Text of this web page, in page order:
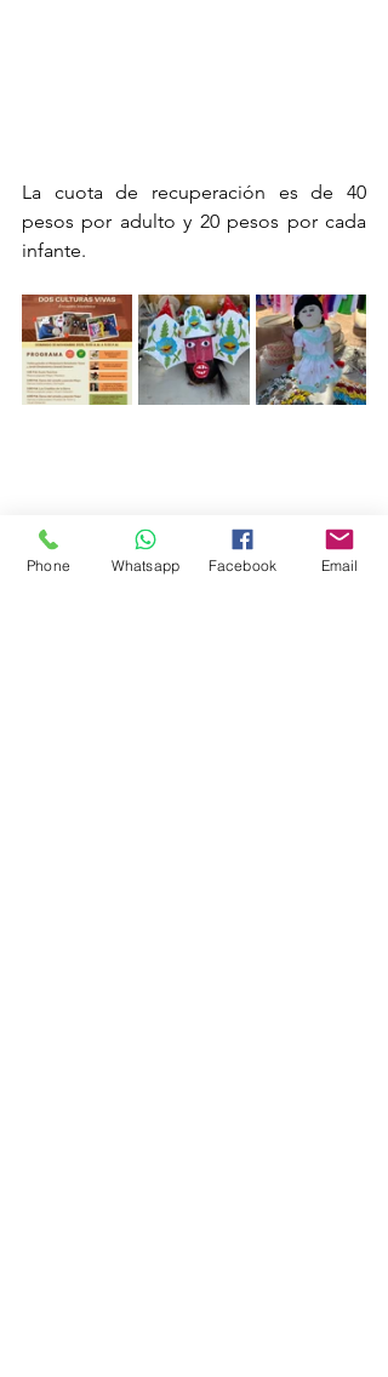
La cuota de recuperación es de 40
pesos por adulto y 20 pesos por cada
infante.
Phone Whatsapp Facebook Email